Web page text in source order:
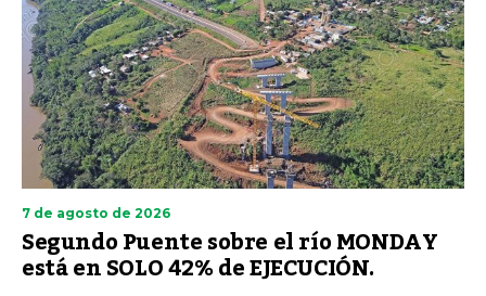
7 de agosto de 2026
Segundo Puente sobre el río MONDAY
está en SOLO 42% de EJECUCIÓN.